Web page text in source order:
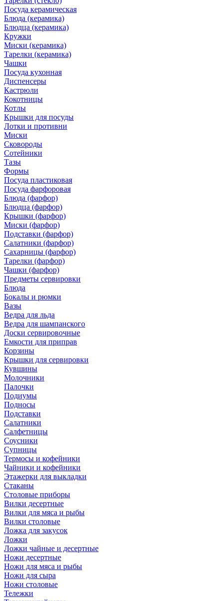
Посуда керамическая
Блюда (керамика)
Блюдца (керамика)
Кружки
Миски (керамика)
Тарелки (керамика)
Чашки
Посуда кухонная
Диспенсеры
Кастрюли
Кокотницы
Котлы
Крышки для посуды
Лотки и противни
Миски
Сковороды
Сотейники
Тазы
Формы
Посуда пластиковая
Посуда фарфоровая
Блюда (фарфор)
Блюдца (фарфор)
Крышки (фарфор)
Миски (фарфор)
Подставки (фарфор)
Салатники (фарфор)
Сахарницы (фарфор)
Тарелки (фарфор)
Чашки (фарфор)
Предметы сервировки
Блюда
Бокалы и рюмки
Вазы
Ведра для льда
Ведра для шампанского
Доски сервировочные
Емкости для приправ
Корзины
Крышки для сервировки
Кувшины
Молочники
Палочки
Подиумы
Подносы
Подставки
Салатники
Салфетницы
Соусники
Супницы
Термосы и кофейники
Чайники и кофейники
Этажерки для выкладки
Стаканы
Столовые приборы
Вилки десертные
Вилки для мяса и рыбы
Вилки столовые
Ложка для закусок
Ложки
Ложки чайные и десертные
Ножи десертные
Ножи для мяса и рыбы
Ножи для сыра
Ножи столовые
Тележки